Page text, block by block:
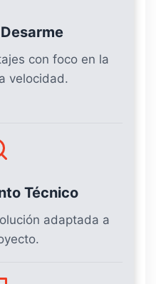
con foco en la
velocidad.
Técnico
adaptada a